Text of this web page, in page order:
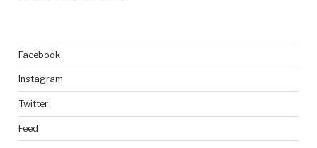
Facebook
Instagram
Twitter
Feed